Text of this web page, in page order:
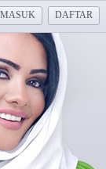
MASUK DAFTAR